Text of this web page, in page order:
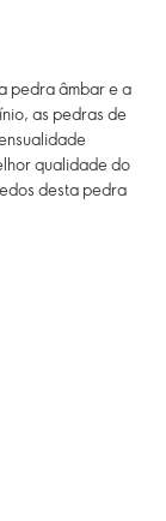
pedra âmbar e a
as pedras de
qualidade do
desta pedra